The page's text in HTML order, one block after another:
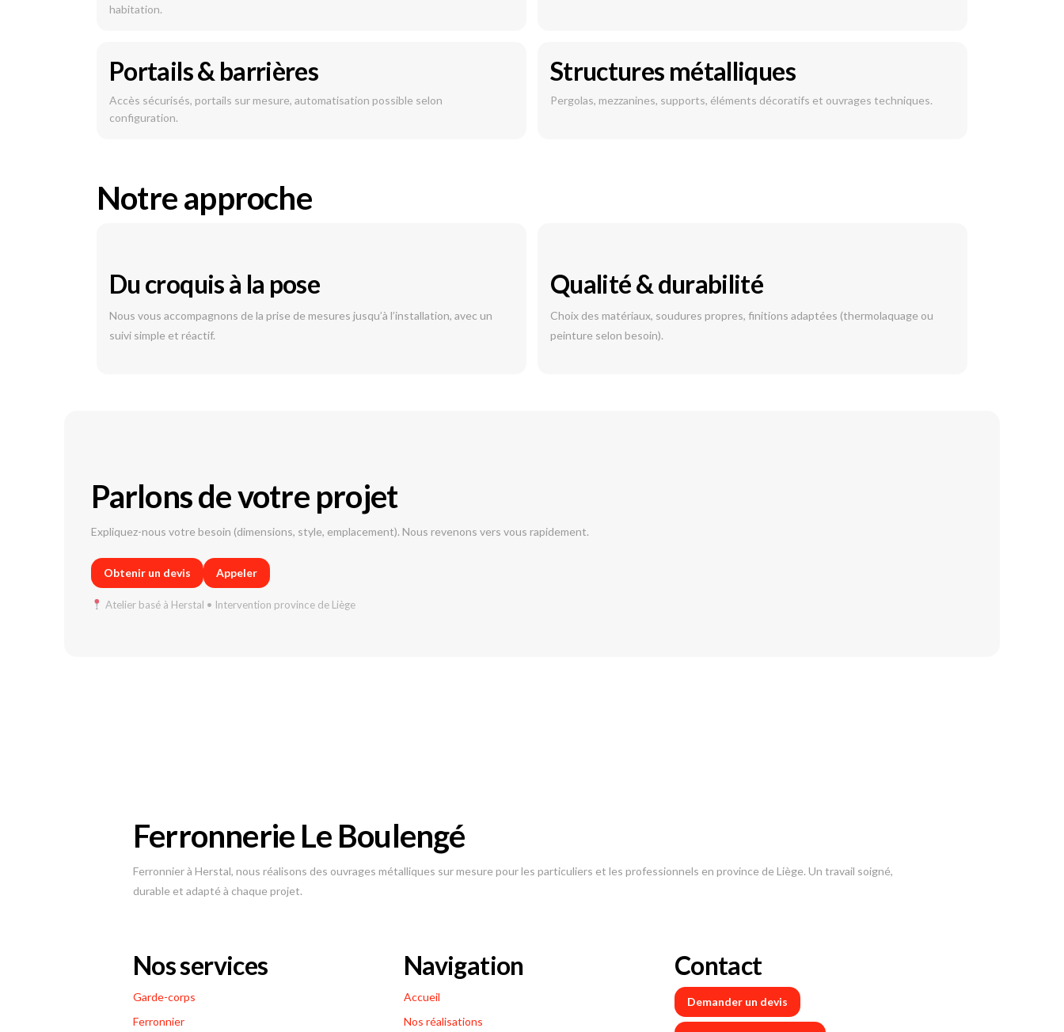
habitation.
Portails & barrières
Accès sécurisés, portails sur mesure, automatisation possible selon
configuration.
Structures métalliques
Pergolas, mezzanines, supports, éléments décoratifs et ouvrages techniques.
Notre approche
Du croquis à la pose
Nous vous accompagnons de la prise de mesures jusqu’à l’installation, avec un
suivi simple et réactif.
Qualité & durabilité
Choix des matériaux, soudures propres, finitions adaptées (thermolaquage ou
peinture selon besoin).
Parlons de votre projet
Expliquez-nous votre besoin (dimensions, style, emplacement). Nous revenons vers vous rapidement.
Obtenir un devis Appeler
Atelier basé à Herstal • Intervention province de Liège
Ferronnerie Le Boulengé
Ferronnier à Herstal, nous réalisons des ouvrages métalliques sur mesure pour les particuliers et les professionnels en province de Liège. Un travail soigné,
durable et adapté à chaque projet.
Nos services
Garde-corps
Ferronnier
Navigation
Accueil
Nos réalisations
Contact
Demander un devis